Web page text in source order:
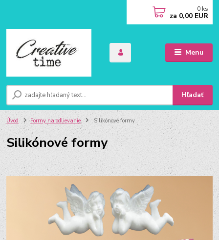
Menu
Hľadať
0 ks
za 0,00 EUR
Úvod Formy na odlievanie Silikónové formy
Silikónové formy